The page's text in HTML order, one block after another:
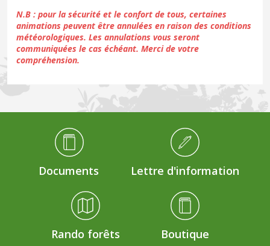
N.B : pour la sécurité et le confort de tous, certaines
animations peuvent être annulées en raison des conditions
météorologiques. Les annulations vous seront
communiquées le cas échéant. Merci de votre
compréhension.
Médiathèque Footer
Documents Lettre d'information
Rando forêts Boutique